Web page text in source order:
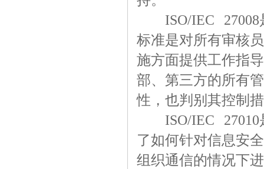
ISO/IEC 27008
标准是对所有审核
施方面提供工作指
部、第三方的所有
性，也判别其控制
ISO/IEC 27010
了如何针对信息安
组织通信的情况下